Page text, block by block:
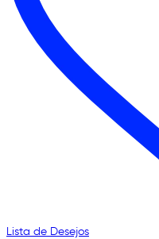
Lista de Desejos